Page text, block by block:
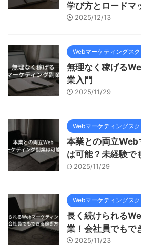
学び方とロードマ
2025/12/13
Webマーケティングス
無理なく稼げる
業入門
2025/11/29
Webマーケティングス
本業との両立Web
は可能？未経験で
2025/11/29
Webマーケティングス
長く続けられる
業！会社員でもで
2025/11/23